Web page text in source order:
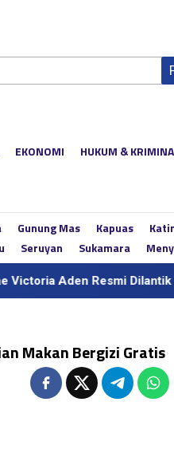
EKONOMI HUKUM &
Gunung Mas Kapuas
Seruyan Sukamara
Resmi Dilantik sebagai
Makan Bergizi Gratis